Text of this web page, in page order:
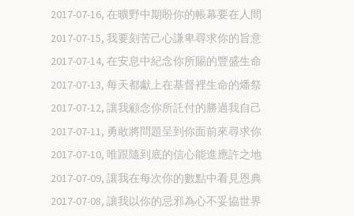
2017-07-16, 在曠野中期盼你的帳幕要在人間
2017-07-15, 我要刻苦己心謙卑尋求你的旨意
2017-07-14, 在安息中紀念你所賜的豐盛生命
2017-07-13, 每天都獻上在基督裡生命的燔祭
2017-07-12, 讓我顧念你所託付的勝過我自己
2017-07-11, 勇敢將問題呈到你面前來尋求你
2017-07-10, 唯跟隨到底的信心能進應許之地
2017-07-09, 讓我在每次你的數點中看見恩典
2017-07-08, 讓我以你的忌邪為心不妥協世界